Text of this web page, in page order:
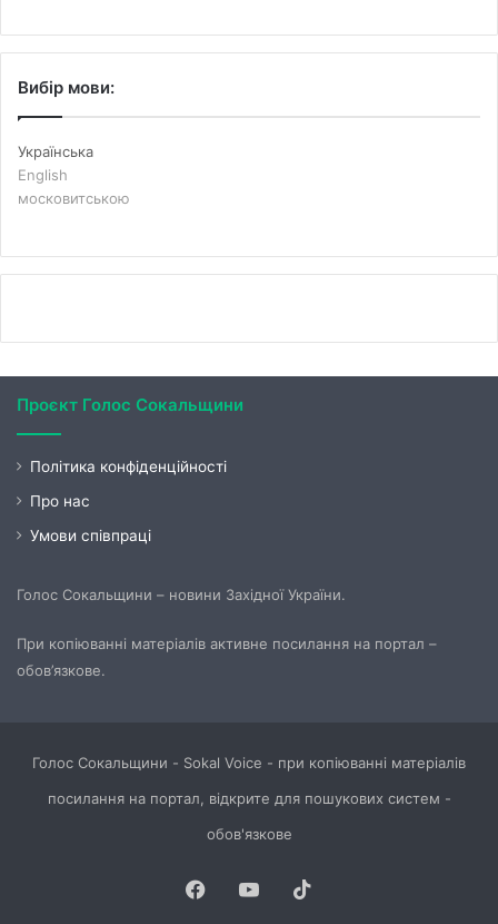
Вибір мови:
Українська
English
московитською
Проєкт Голос Сокальщини
Політика конфіденційності
Про нас
Умови співпраці
Голос Сокальщини – новини Західної України.
При копіюванні матеріалів активне посилання на портал –
обов’язкове.
Голос Сокальщини - Sokal Voice - при копіюванні матеріалів
посилання на портал, відкрите для пошукових систем -
обов'язкове
Facebook
YouTube